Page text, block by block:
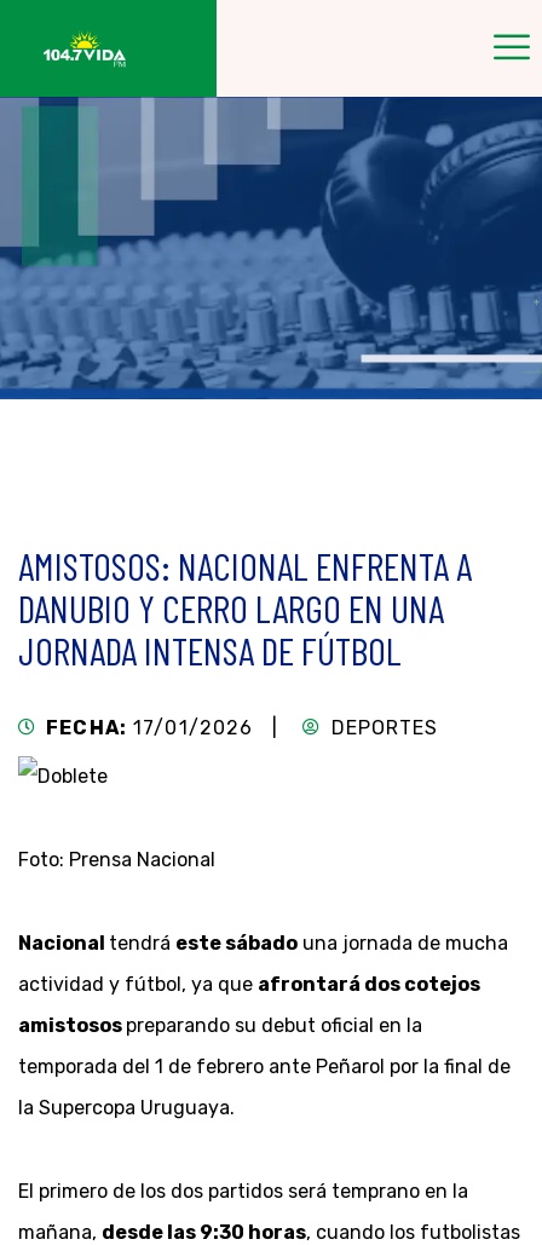
AMISTOSOS: NACIONAL ENFRENTA A
DANUBIO Y CERRO LARGO EN UNA
JORNADA INTENSA DE FÚTBOL
FECHA: 17/01/2026 | DEPORTES
Foto: Prensa Nacional
Nacional tendrá este sábado una jornada de mucha
actividad y fútbol, ya que afrontará dos cotejos
amistosos preparando su debut oficial en la
temporada del 1 de febrero ante Peñarol por la final de
la Supercopa Uruguaya.
El primero de los dos partidos será temprano en la
mañana, desde las 9:30 horas, cuando los futbolistas